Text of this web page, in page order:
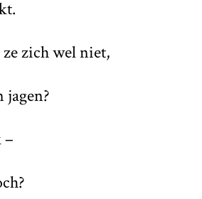
zich wel niet,
jagen?
–